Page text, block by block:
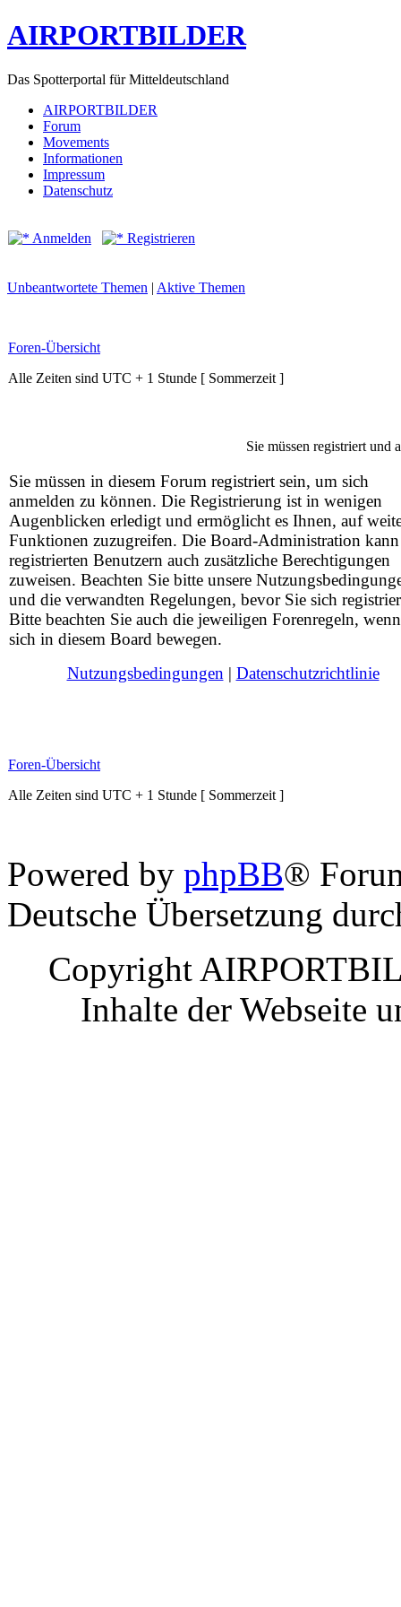
AIRPORTBILDER
Das Spotterportal für Mitteldeutschland
AIRPORTBILDER
Forum
Movements
Informationen
Impressum
Datenschutz
Anmelden Registrieren
Unbeantwortete Themen | Aktive Themen
Foren-Übersicht
Alle Zeiten sind UTC + 1 Stunde [ Sommerzeit ]
Sie müssen registriert und
Sie müssen in diesem Forum registriert sein, um sich
anmelden zu können. Die Registrierung ist in wenigen
Augenblicken erledigt und ermöglicht es Ihnen, auf
Funktionen zuzugreifen. Die Board-Administration kann
registrierten Benutzern auch zusätzliche Berechtigungen
zuweisen. Beachten Sie bitte unsere
und die verwandten Regelungen, bevor Sie sich
Bitte beachten Sie auch die jeweiligen Forenregeln,
sich in diesem Board bewegen.
Nutzungsbedingungen | Datenschutzrichtlinie
Foren-Übersicht
Alle Zeiten sind UTC + 1 Stunde [ Sommerzeit ]
Powered by phpBB®
Deutsche Übersetzung
Copyright
Inhalte der Webseite